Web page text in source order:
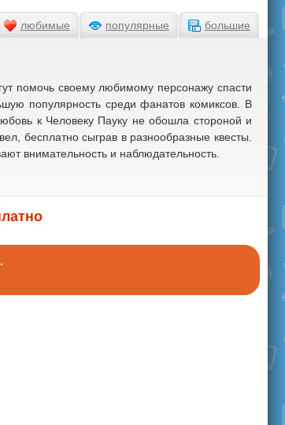
помочь своему любимому персонажу спасти
популярность среди фанатов комиксов. В
к Человеку Пауку не обошла стороной и
бесплатно сыграв в разнообразные квесты.
внимательность и наблюдательность.
любимые популярные большие